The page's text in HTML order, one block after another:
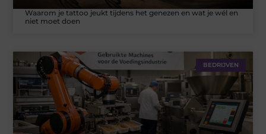
Waarom je tattoo jeukt tijdens het genezen en wat je wél en
niet moet doen
BEDRIJVEN